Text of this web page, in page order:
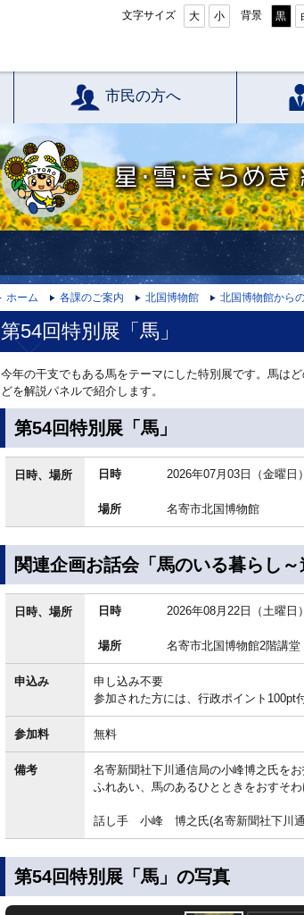
文字サイズ 大 小 背景 黒
市民の方へ
星・雪・きらめき
ホーム 各課のご案内 北国博物館 北国博物館から
第54回特別展「馬」
今年の干支でもある馬をテーマにした特別展です。馬は
どを解説パネルで紹介します。
第54回特別展「馬」
日時、場所 日時 2026年07月03日（金曜日）
場所 名寄市北国博物館
関連企画お話会「馬のいる暮らし
日時、場所 日時 2026年08月22日（土曜日
場所 名寄市北国博物館2階講堂
申込み
申し込み不要
参加された方には、行政ポイント100pt
参加料 無料
備考
名寄新聞社下川通信局の小峰博之氏を
ふれあい、馬のあるひとときをおすそ
話し手 小峰 博之氏(名寄新聞社下川
第54回特別展「馬」の写真